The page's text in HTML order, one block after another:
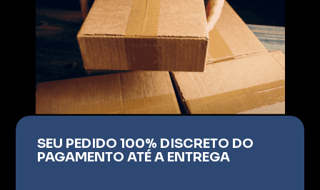
SEU PEDIDO 100% DISCRETO DO
PAGAMENTO ATÉ A ENTREGA